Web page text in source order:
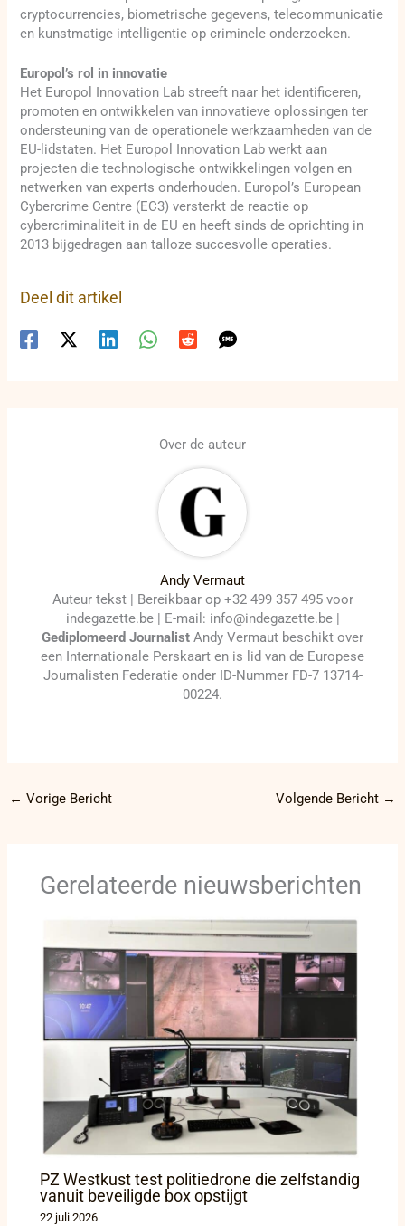
cryptocurrencies, biometrische gegevens, telecommunicatie
en kunstmatige intelligentie op criminele onderzoeken.
Europol’s rol in innovatie
Het Europol Innovation Lab streeft naar het identificeren,
promoten en ontwikkelen van innovatieve oplossingen ter
ondersteuning van de operationele werkzaamheden van de
EU-lidstaten. Het Europol Innovation Lab werkt aan
projecten die technologische ontwikkelingen volgen en
netwerken van experts onderhouden. Europol’s European
Cybercrime Centre (EC3) versterkt de reactie op
cybercriminaliteit in de EU en heeft sinds de oprichting in
2013 bijgedragen aan talloze succesvolle operaties.
Deel dit artikel
Over de auteur
Andy Vermaut
Auteur tekst | Bereikbaar op +32 499 357 495 voor
indegazette.be | E-mail: info@indegazette.be |
Gediplomeerd Journalist Andy Vermaut beschikt over
een Internationale Perskaart en is lid van de Europese
Journalisten Federatie onder ID-Nummer FD-7 13714-
00224.
← Vorige Bericht Volgende Bericht →
Gerelateerde nieuwsberichten
PZ Westkust test politiedrone die zelfstandig
vanuit beveiligde box opstijgt
22 juli 2026